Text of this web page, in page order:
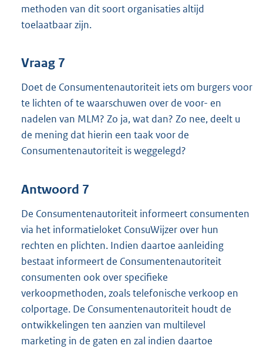
methoden van dit soort organisaties altijd
toelaatbaar zijn.
Vraag 7
Doet de Consumentenautoriteit iets om burgers voor
te lichten of te waarschuwen over de voor- en
nadelen van MLM? Zo ja, wat dan? Zo nee, deelt u
de mening dat hierin een taak voor de
Consumentenautoriteit is weggelegd?
Antwoord 7
De Consumentenautoriteit informeert consumenten
via het informatieloket ConsuWijzer over hun
rechten en plichten. Indien daartoe aanleiding
bestaat informeert de Consumentenautoriteit
consumenten ook over specifieke
verkoopmethoden, zoals telefonische verkoop en
colportage. De Consumentenautoriteit houdt de
ontwikkelingen ten aanzien van multilevel
marketing in de gaten en zal indien daartoe